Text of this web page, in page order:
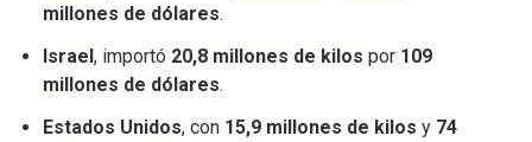
millones de dólares.
Israel, importó 20,8 millones de kilos por 109
millones de dólares.
Estados Unidos, con 15,9 millones de kilos y 74